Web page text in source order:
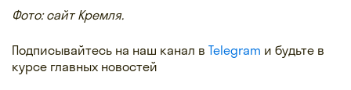
Фото: сайт Кремля.
Подписывайтесь на наш канал в Telegram и будьте в
курсе главных новостей